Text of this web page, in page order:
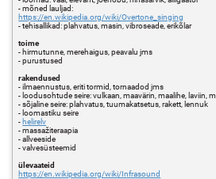
- mõned lauljad:
https://en.wikipedia.org/wiki/Overtone_singing
- tehisallikad: plahvatus, masin, vibroseade, erikõlar
toime
- hirmutunne, merehaigus, peavalu jms
- purustused
rakendused
- ilmaennustus, eriti tormid, tornaadod jms
- loodusohtude seire: vulkaan, maavärin, maalihe, laviin,
- sõjaline seire: plahvatus, tuumakatsetus, rakett, lennuk
- loomastiku seire
- helirelv
- massažiteraapia
- allveeside
- valvesüsteemid
ülevaateid
https://en.wikipedia.org/wiki/Infrasound